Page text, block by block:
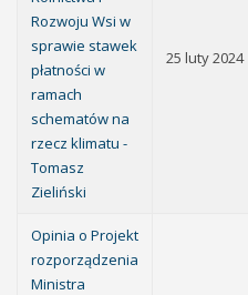
Rozwoju Wsi w
sprawie stawek
płatności w
ramach
schematów na
rzecz klimatu -
Tomasz
Zieliński
25 luty 2024
Opinia o Projekt
rozporządzenia
Ministra